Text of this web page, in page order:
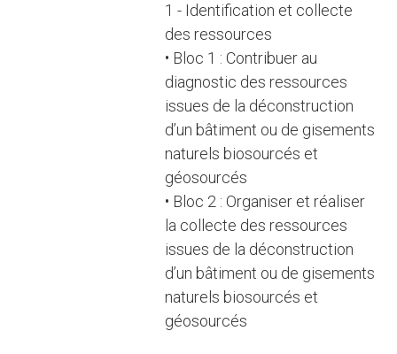
1 - Identification et collecte
des ressources
• Bloc 1 : Contribuer au
diagnostic des ressources
issues de la déconstruction
d’un bâtiment ou de gisements
naturels biosourcés et
géosourcés
• Bloc 2 : Organiser et réaliser
la collecte des ressources
issues de la déconstruction
d’un bâtiment ou de gisements
naturels biosourcés et
géosourcés